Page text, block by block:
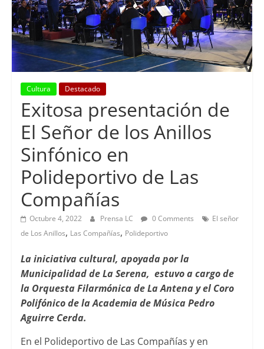
Cultura Destacado
Exitosa presentación de
El Señor de los Anillos
Sinfónico en
Polideportivo de Las
Compañías
Octubre 4, 2022 Prensa LC 0 Comments
El señor
de Los Anillos, Las Compañías, Polideportivo
La iniciativa cultural, apoyada por la
Municipalidad de La Serena, estuvo a cargo de
la Orquesta Filarmónica de La Antena y el Coro
Polifónico de la Academia de Música Pedro
Aguirre Cerda.
En el Polideportivo de Las Compañías y en